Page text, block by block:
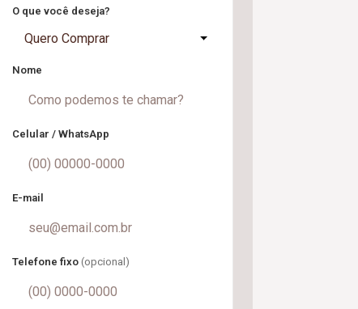
O que você deseja?
Quero Comprar
Nome
Celular / WhatsApp
E-mail
Telefone fixo (opcional)